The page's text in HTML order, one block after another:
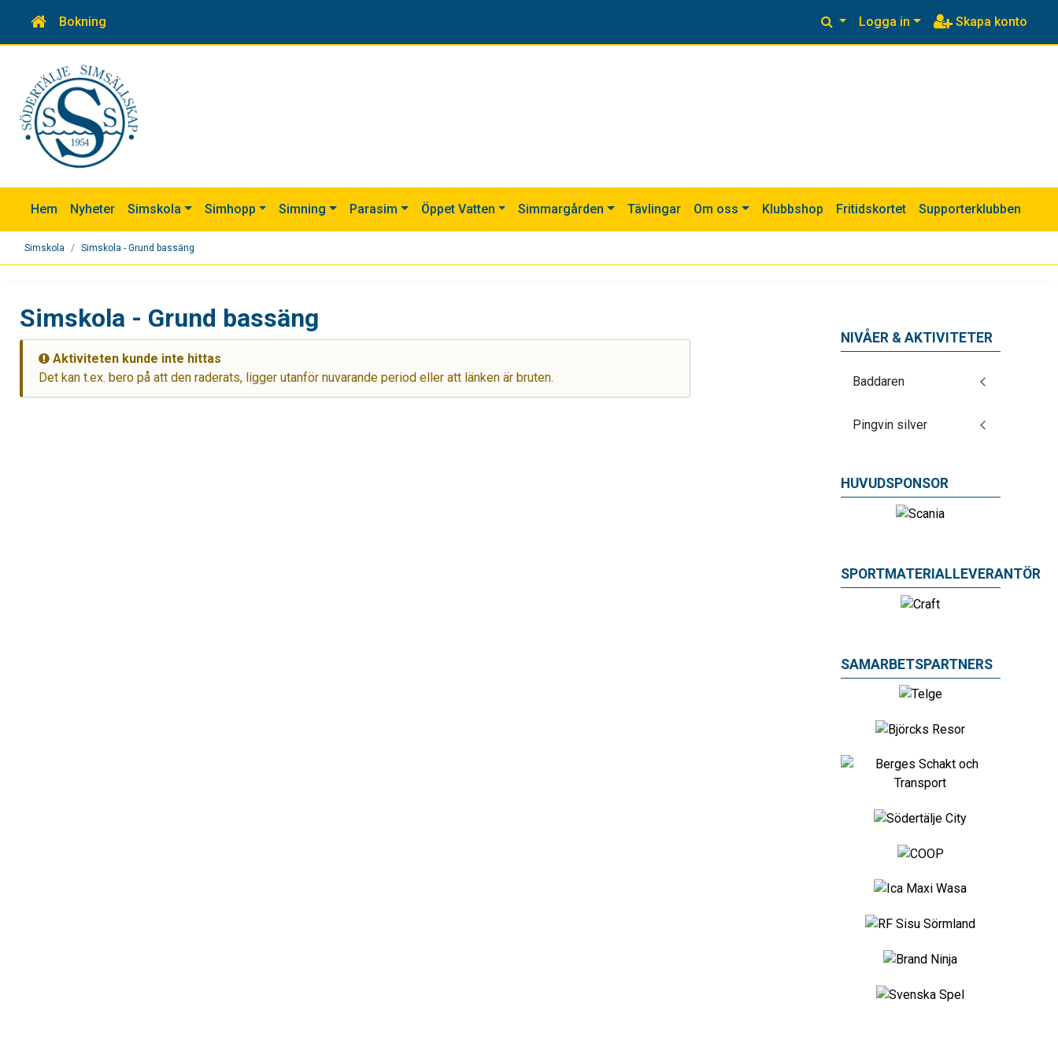
Bokning Logga in Skapa konto
Hem Nyheter Simskola Simhopp Simning Parasim Öppet Vatten Simmargården Tävlingar Om oss Klubbshop Fritidskortet Supporterklubben
Simskola Simskola - Grund bassäng
Simskola - Grund bassäng
Aktiviteten kunde inte hittas
Det kan t.ex. bero på att den raderats, ligger utanför nuvarande period eller att länken är bruten.
NIVÅER & AKTIVITETER
Baddaren
Pingvin silver
HUVUDSPONSOR
SPORTMATERIALLEVERANTÖR
SAMARBETSPARTNERS